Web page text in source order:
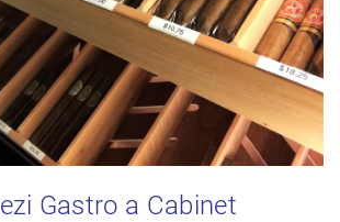
Gastro a Cabinet